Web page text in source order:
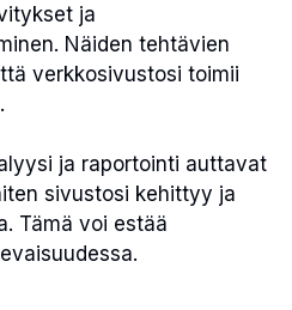
ja
Näiden tehtävien
verkkosivustosi toimii
ja raportointi auttavat
sivustosi kehittyy ja
Tämä voi estää